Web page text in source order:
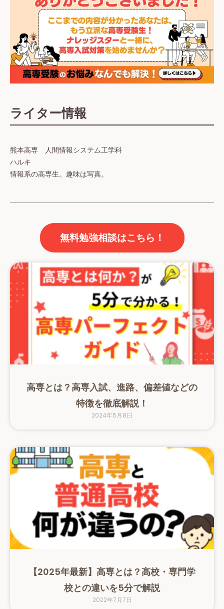
ライター情報
熊本高専 人間情報システム工学科
ハルキ
情報系の高専生。趣味は写真。
無料勉強相談はこちら！
高専とは？高専入試、進路、偏差値などの
特徴を徹底解説！
2024年5月8日
【2025年最新】高専とは？高校・専門学
校との違いを5分で解説
2022年7月7日